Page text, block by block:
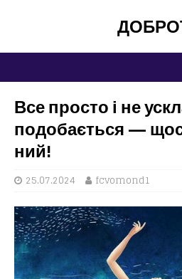
Все просто і не
подобається —
ний!
25.07.2024 fcvomond1